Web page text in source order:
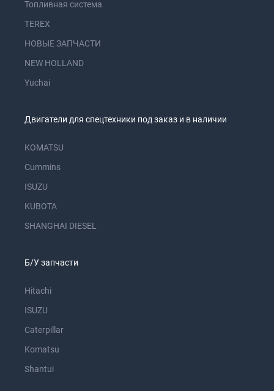
Топливная система
TEREX
НОВЫЕ ЗАПЧАСТИ
NEW HOLLAND
Yuchai
Двигатели для спецтехники под заказ и в наличии
KOMATSU
Cummins
ISUZU
KUBOTA
SHANGHAI DIESEL
Б/У запчасти
Hitachi
ISUZU
Caterpillar
Komatsu
Shantui